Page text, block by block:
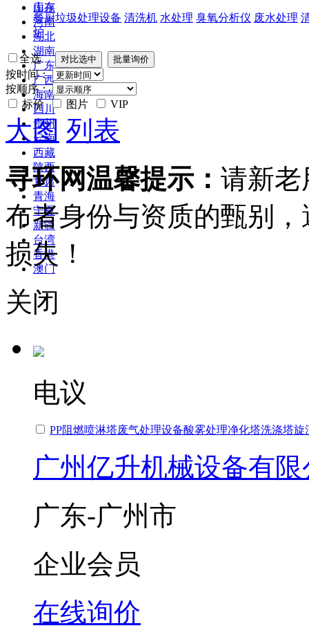
山东
河南
湖北
湖南
广东
广西
海南
四川
贵州
云南
西藏
陕西
甘肃
青海
宁夏
新疆
台湾
香港
澳门
库存
餐厨垃圾处理设备 清洗机 水处理 臭氧分析仪 废水处理
炉
全选
按时间：
按顺序：
标价
图片 VIP
大图 列表
寻环网温馨提示： 请新老
布者身份与资质的甄别
损失！
关闭
电议
PP阻燃喷淋塔废气处理设备酸雾处理净化塔洗涤塔旋
广州亿升机械设备有
广东-广州市
企业会员
在线询价